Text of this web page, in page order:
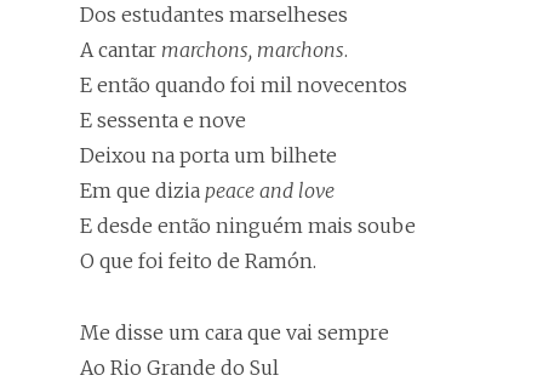
Dos estudantes marselheses
A cantar marchons, marchons.
E então quando foi mil novecentos
E sessenta e nove
Deixou na porta um bilhete
Em que dizia peace and love
E desde então ninguém mais soube
O que foi feito de Ramón.
Me disse um cara que vai sempre
Ao Rio Grande do Sul